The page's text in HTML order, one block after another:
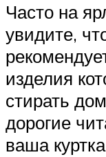
Часто на
увидите,
изделия
стирать
дорогие
ваша